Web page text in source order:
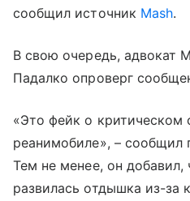
сообщил источник Mash.
В свою очередь, адвокат
Падалко опроверг
«Это фейк о критическом
реанимобиле», – сообщил
Тем не менее, он
развилась отдышка из-за